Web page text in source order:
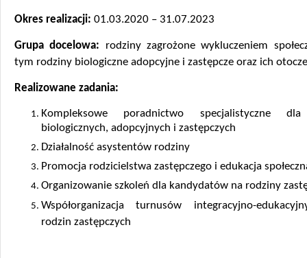
Okres realizacji: 01.03.2020 – 31.07.2023
Grupa docelowa: rodziny zagrożone wykluczeniem
tym rodziny biologiczne adopcyjne i zastępcze oraz ich
Realizowane zadania:
Kompleksowe poradnictwo specjalistyczne
biologicznych, adopcyjnych i zastępczych
Działalność asystentów rodziny
Promocja rodzicielstwa zastępczego i edukacja
Organizowanie szkoleń dla kandydatów na rodziny
Współorganizacja turnusów integracyjno-
rodzin zastępczych